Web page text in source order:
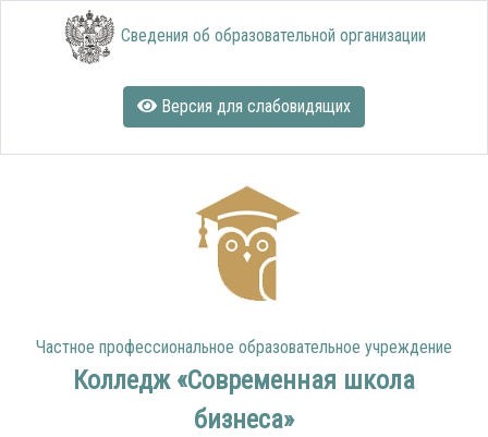
Сведения об образовательной организации
Версия для слабовидящих
Частное профессиональное образовательное учреждение
Колледж «Современная школа
бизнеса»